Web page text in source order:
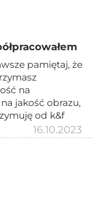
pamiętaj, że
na
jakość obrazu,
od k&f
16.10.2023